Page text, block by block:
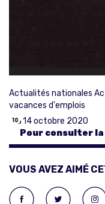
Actualités nationales
vacances d'emplois
14 octobre 2020
Pour consulter la
VOUS AVEZ AIMÉ